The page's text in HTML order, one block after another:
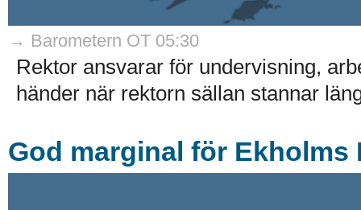
→ Barometern OT 05:30
Rektor ansvarar för undervisning,
händer när rektorn sällan stannar
God marginal för